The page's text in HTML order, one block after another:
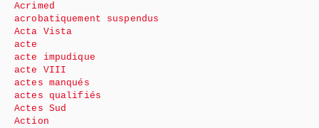
Acrimed
acrobatiquement suspendus
Acta Vista
acte
acte impudique
acte VIII
actes manqués
actes qualifiés
Actes Sud
Action